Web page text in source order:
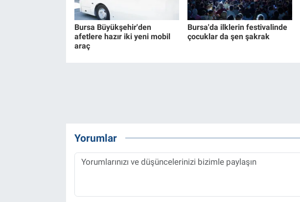
Bursa Büyükşehir'den
afetlere hazır iki yeni mobil
araç
Bursa'da ilklerin festivalinde
çocuklar da şen şakrak
Yorumlar